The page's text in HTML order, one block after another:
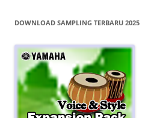
DOWNLOAD SAMPLING TERBARU 2025